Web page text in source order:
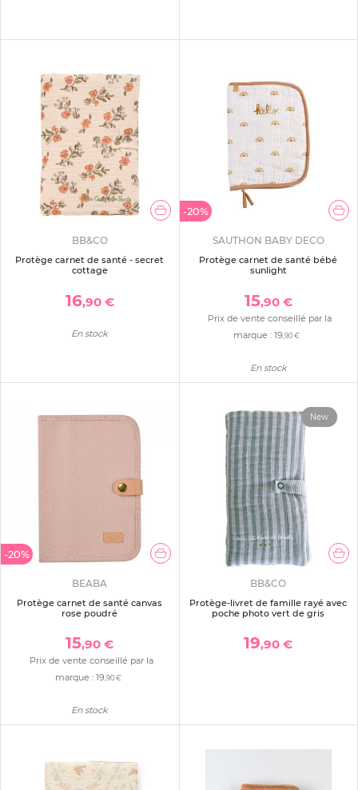
BB&CO
Protège carnet de santé - secret
cottage
16,90 €
En stock
-20%
SAUTHON BABY DECO
Protège carnet de santé bébé
sunlight
15,90 €
Prix de vente conseillé par la
marque :19 ,90 €
En stock
-20%
BEABA
Protège carnet de santé canvas
rose poudré
15,90 €
Prix de vente conseillé par la
marque : 19,90 €
En stock
New
BB&CO
Protège-livret de famille rayé avec
poche photo vert de gris
19,90 €